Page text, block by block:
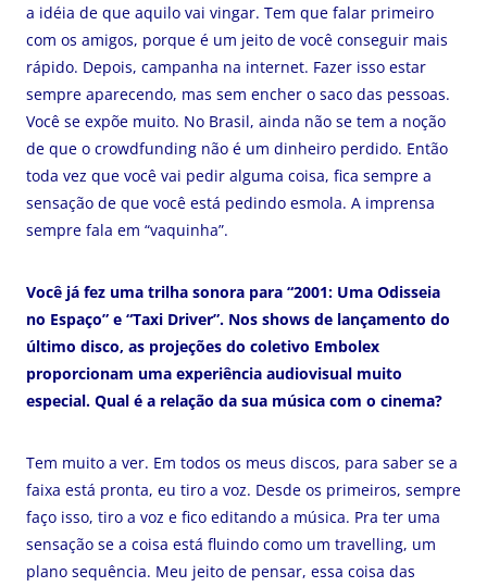
a idéia de que aquilo vai vingar. Tem que falar primeiro
com os amigos, porque é um jeito de você conseguir mais
rápido. Depois, campanha na internet. Fazer isso estar
sempre aparecendo, mas sem encher o saco das pessoas.
Você se expõe muito. No Brasil, ainda não se tem a noção
de que o crowdfunding não é um dinheiro perdido. Então
toda vez que você vai pedir alguma coisa, fica sempre a
sensação de que você está pedindo esmola. A imprensa
sempre fala em “vaquinha”.
Você já fez uma trilha sonora para “2001: Uma Odisseia
no Espaço” e “Taxi Driver”. Nos shows de lançamento do
último disco, as projeções do coletivo Embolex
proporcionam uma experiência audiovisual muito
especial. Qual é a relação da sua música com o cinema?
Tem muito a ver. Em todos os meus discos, para saber se a
faixa está pronta, eu tiro a voz. Desde os primeiros, sempre
faço isso, tiro a voz e fico editando a música. Pra ter uma
sensação se a coisa está fluindo como um travelling, um
plano sequência. Meu jeito de pensar, essa coisa das